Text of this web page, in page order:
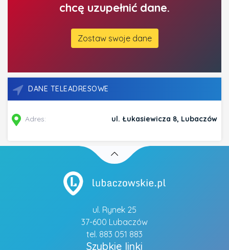
chcę uzupełnić dane.
Zostaw swoje dane
DANE TELEADRESOWE
Adres: ul. Łukasiewicza 8, Lubaczów
ul. Rynek 25
37-600 Lubaczów
tel. 883 051 883
Szybkie linki